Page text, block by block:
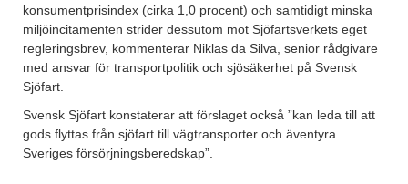
konsumentprisindex (cirka 1,0 procent) och samtidigt minska
miljöincitamenten strider dessutom mot Sjöfartsverkets eget
regleringsbrev, kommenterar Niklas da Silva, senior rådgivare
med ansvar för transportpolitik och sjösäkerhet på Svensk
Sjöfart.
Svensk Sjöfart konstaterar att förslaget också ”kan leda till att
gods flyttas från sjöfart till vägtransporter och äventyra
Sveriges försörjningsberedskap”.